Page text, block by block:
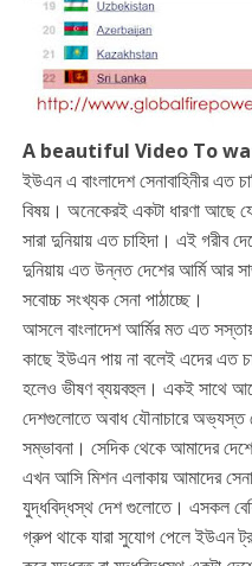
A beautiful Video To
ইউএন এ বাংলাদেশ সেনাবাহিনীর এত
বিষয়। অনেকেরই একটা ধারণা আছে
সারা দুনিয়ায় এত চাহিদা। এই গরীব
দুনিয়ায় এত উন্নত দেশের আর্মি আর
সবোচ্চ সংখ্যক সেনা পাঠাচ্ছে।
আসলে বাংলাদেশ আর্মির মত এত
কাছে ইউএন পায় না বলেই এদের এত
হলেও ভীষণ ব্যয়বহুল। একই সাথে
দেশগুলোতে অবাধ যৌনাচারে
সম্ভাবনা। সেদিক থেকে আমাদের
এখন আসি মিশন এলাকায় আমাদের
যুদ্ধবিদ্ধস্থ দেশ গুলোতে। এসকল
গ্রুপ থাকে যারা সুযোগ পেলে ইউএন